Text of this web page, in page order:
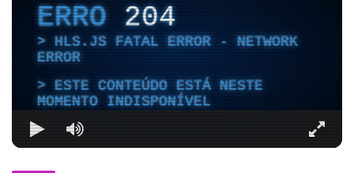
ERRO204
HLS.JS FATAL ERROR - NETWORK
ERROR
ESTE CONTEÚDO ESTÁ NESTE
MOMENTO INDISPONÍVEL